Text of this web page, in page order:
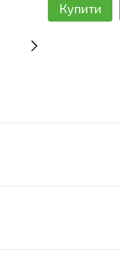
Купити